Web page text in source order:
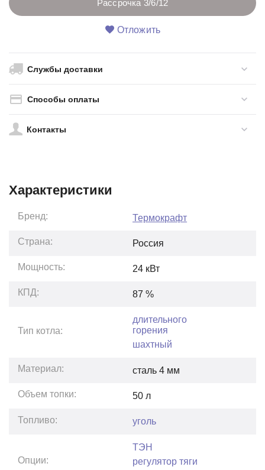
Рассрочка 3/6/12
Отложить
Службы доставки
Способы оплаты
Контакты
Характеристики
Бренд: Термокрафт
Страна: Россия
Мощность: 24 кВт
КПД: 87 %
Тип котла:
длительного
горения
шахтный
Материал: сталь 4 мм
Объем топки: 50 л
Топливо: уголь
Опции:
ТЭН
регулятор тяги